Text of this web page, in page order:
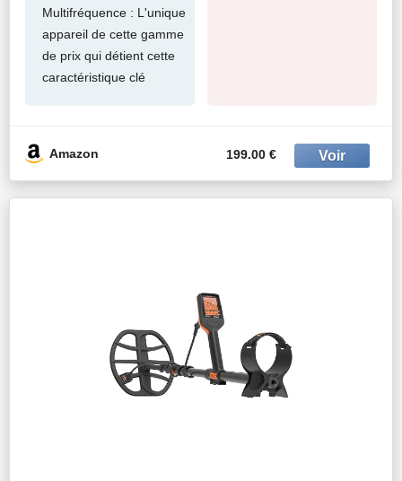
Multifréquence : L'unique
appareil de cette gamme
de prix qui détient cette
caractéristique clé
Amazon 199.00 €